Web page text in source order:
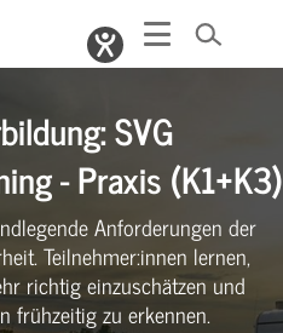
SVG
- Praxis (K1+K3)
Anforderungen der
Teilnehmer:innen lernen,
richtig einzuschätzen und
frühzeitig zu erkennen.